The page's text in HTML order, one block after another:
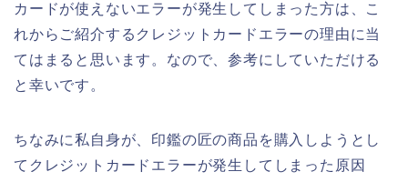
カードが使えないエラーが発生してしまった方は、こ
れからご紹介するクレジットカードエラーの理由に当
てはまると思います。なので、参考にしていただける
と幸いです。
ちなみに私自身が、印鑑の匠の商品を購入しようとし
てクレジットカードエラーが発生してしまった原因